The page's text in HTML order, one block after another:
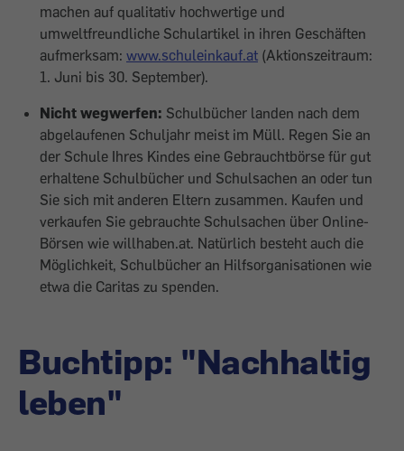
machen auf qualitativ hochwertige und
umweltfreundliche Schulartikel in ihren Geschäften
aufmerksam: www.schuleinkauf.at (Aktionszeitraum:
1. Juni bis 30. September).
Nicht wegwerfen: Schulbücher landen nach dem
abgelaufenen Schuljahr meist im Müll. Regen Sie an
der Schule Ihres Kindes eine Gebrauchtbörse für gut
erhaltene Schulbücher und Schulsachen an oder tun
Sie sich mit anderen Eltern zusammen. Kaufen und
verkaufen Sie gebrauchte Schulsachen über Online-
Börsen wie willhaben.at. Natürlich besteht auch die
Möglichkeit, Schulbücher an Hilfsorganisationen wie
etwa die Caritas zu spenden.
Buchtipp: "Nachhaltig
leben"